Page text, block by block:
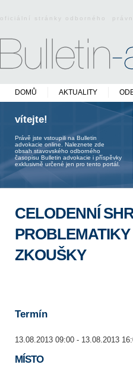
oficiální stránky odborného
DOMŮ AKTUALITY
vítejte!
Právě jste vstoupili na Bulletin
advokacie online. Naleznete zde
obsah stavovského odborného
časopisu Bulletin advokacie i příspěvky
exklusivně určené jen pro tento portál.
CELODENNÍ
ZKOUŠKY
Termín
13.08.2013 09:00 - 13.08.2013
MÍSTO